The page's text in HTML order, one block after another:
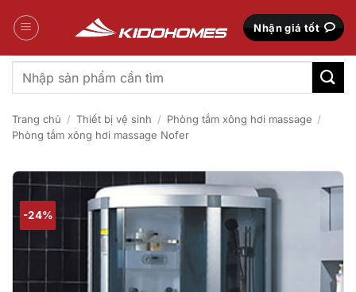
qua
Nhận giá tốt
Tìm
kiếm:
Trang chủ / Thiết bị vệ sinh / Phòng tắm xông hơi massage /
Phòng tắm xông hơi massage Nofer
-24%